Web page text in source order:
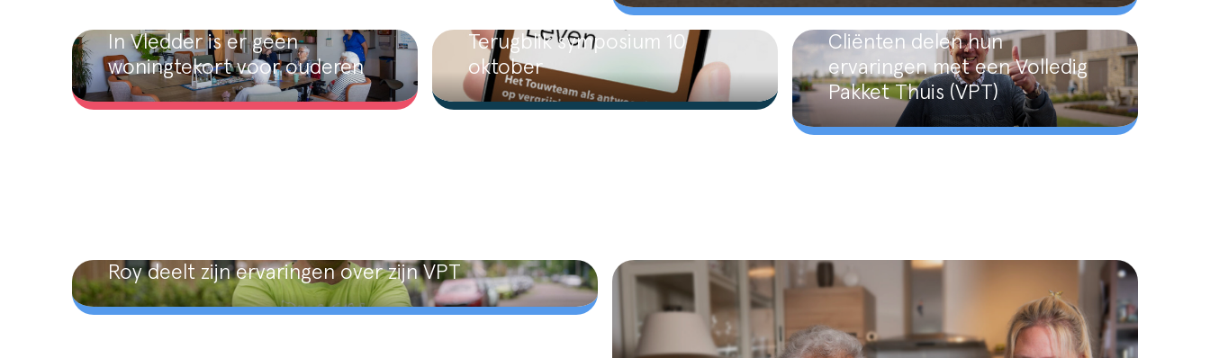
In Vledder is er geen
woningtekort voor ouderen
Terugblik symposium 10
oktober
Cliënten delen hun
ervaringen met een Volledig
Pakket Thuis (VPT)
Roy deelt zijn ervaringen over zijn VPT